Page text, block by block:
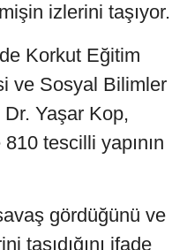
izlerini taşıyor.
Korkut Eğitim
ve Sosyal Bilimler
Yaşar Kop,
tescilli yapının
gördüğünü ve
taşıdığını ifade